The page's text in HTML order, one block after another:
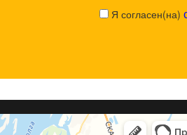
Я согласен(на)